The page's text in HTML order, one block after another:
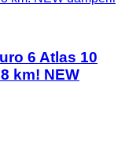
6 Atlas 10
km! NEW